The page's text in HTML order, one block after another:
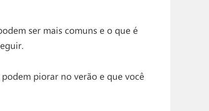
ser mais comuns e o que é
piorar no verão e que você